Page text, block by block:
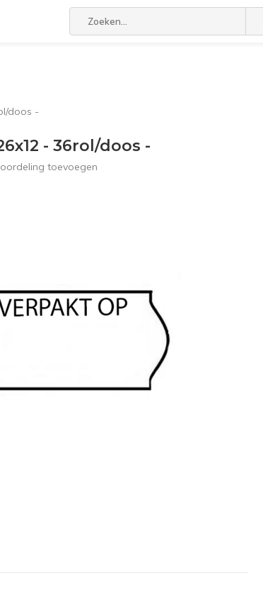
doos -
- 36rol/doos -
toevoegen